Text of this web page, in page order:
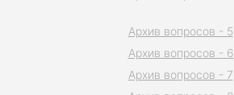
Архив вопросов - 5
Архив вопросов - 6
Архив вопросов - 7